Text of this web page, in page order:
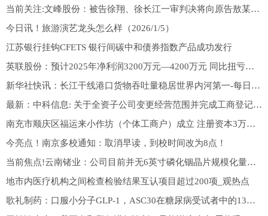
当前关注:文峰股份：被告徐翔、徐长江一审判决将向原告敖某某等23人赔偿损失合计329.36万元
今日讯！旅游演艺龙头怎么样（2026/1/5）
江苏银行挂钩CFETS 银行间碳中和债券指数产品成功发行
英联股份：预计2025年净利润3200万元—4200万元 同比扭亏为盈|快播报
新华社快讯：长江干线港口货物吞吐量稳居世界内河第一-每日看点
最新：中科信息: 关于全资子公司变更经营范围并完成工商登记的公告
南充市顺庆区福运来小作坊（个体工商户）成立 注册资本3万人民币-最新消息
今亮点！南京多校通知：取消早读，到校时间改为8点！
当前焦点!云南锗业：公司目前并无6英寸磷化铟晶片规模化量产的具体计划
地市内医疗机构之间检查检验结果互认项目超过200项_观热点
歌礼制药：口服小分子GLP-1，ASC30在糖尿病受试者中的13周II期研究IND获美国FDA批准|每日信息